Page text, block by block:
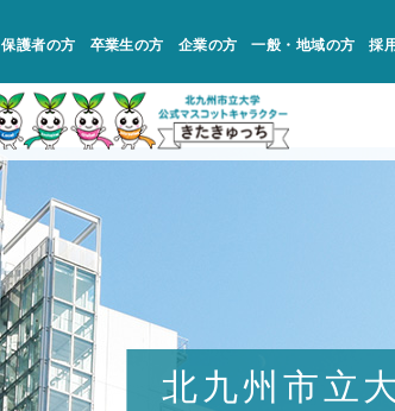
護者の方 卒業生の方 企業の方 一般・地域の方 採
北九州市立